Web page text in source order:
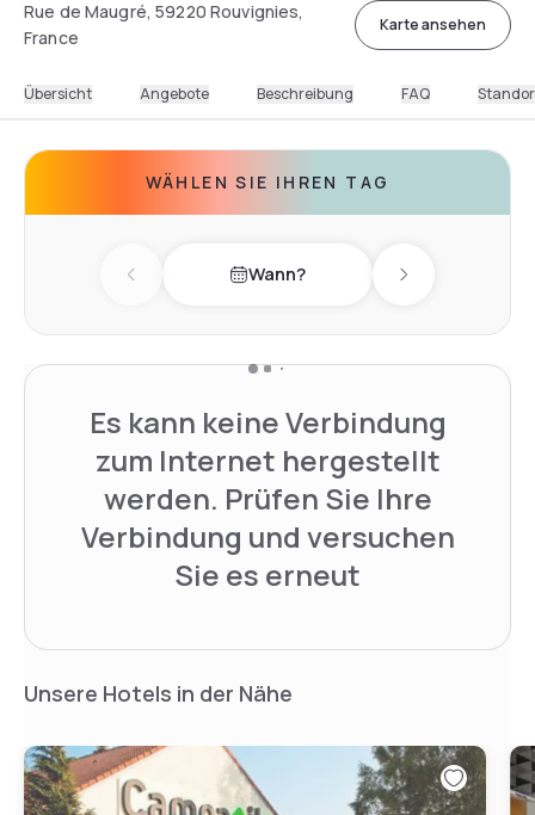
Rue de Maugré, 59220 Rouvignies,
France
Karte ansehen
Übersicht Angebote Beschreibung FAQ
WÄHLEN SIE IHREN TAG
Previous day Wann? Next day
Es kann keine Verbindung
zum Internet hergestellt
werden. Prüfen Sie Ihre
Verbindung und versuchen
Sie es erneut
Unsere Hotels in der Nähe